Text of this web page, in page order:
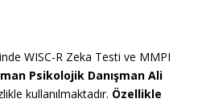
WISC-R Zeka Testi ve MMPI
Psikolojik Danışman Ali
kullanılmaktadır. Özellikle